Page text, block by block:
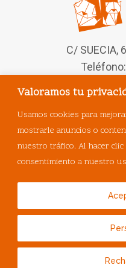
Valoramos tu
Usamos cookies para
mostrarle anuncios o
nuestro tráfico. Al hacer clic
consentimiento a nuestro
C/ SUECIA,
Síguenos
©